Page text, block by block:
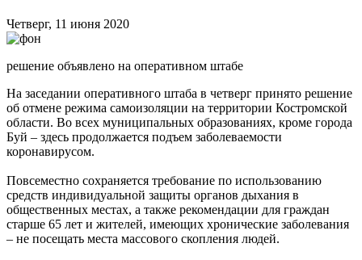
Четверг, 11 июня 2020
решение объявлено на оперативном штабе
На заседании оперативного штаба в четверг принято решение
об отмене режима самоизоляции на территории Костромской
области. Во всех муниципальных образованиях, кроме города
Буй – здесь продолжается подъем заболеваемости
коронавирусом.
Повсеместно сохраняется требование по использованию
средств индивидуальной защиты органов дыхания в
общественных местах, а также рекомендации для граждан
старше 65 лет и жителей, имеющих хронические заболевания
– не посещать места массового скопления людей.